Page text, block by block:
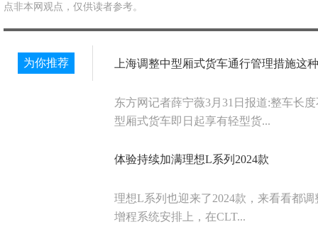
点非本网观点，仅供读者参考。
为你推荐 上海调整中型厢式货车通行管理措施这
东方网记者薛宁薇3月31日报道:整车长
型厢式货车即日起享有轻型货...
体验持续加满理想L系列2024款
理想L系列也迎来了2024款，来看看都
增程系统安排上，在CLT...